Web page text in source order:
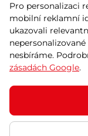
Půjčovna
obchodní
© 2026 SEVEN
Podle zákona o
kupujícímu účtenku.
Zároveň je povinen
případě technického
Pro personalizaci
mobilní reklamní
ukazovali
nesbíráme.
zásadách Google.